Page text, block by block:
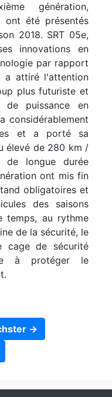
génération,
ont été présentés
2018. SRT 05e,
innovations en
par rapport
a attiré l'attention
plus futuriste et
de puissance en
considérablement
et a porté sa
élevé de 280 km /
de longue durée
ont mis fin
obligatoires et
des saisons
temps, au rythme
de la sécurité, le
cage de sécurité
à protéger le
→